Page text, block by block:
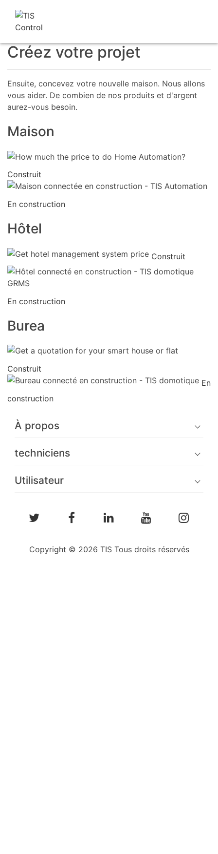
Créez votre projet
Ensuite, concevez votre nouvelle maison. Nous allons
vous aider. De combien de nos produits et d'argent
aurez-vous besoin.
Maison
Construit
En construction
Hôtel
Construit
En construction
Burea
Construit
En
construction
À propos
techniciens
Utilisateur
Copyright © 2026 TIS Tous droits réservés